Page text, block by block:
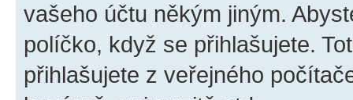
vašeho účtu někým jiným.
políčko, když se přihlašujete.
přihlašujete z veřejného